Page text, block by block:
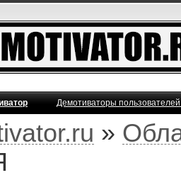
Демотиваторы
»